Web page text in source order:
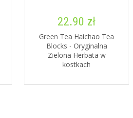
22.90 zł
Green Tea Haichao Tea
Blocks - Oryginalna
Zielona Herbata w
kostkach